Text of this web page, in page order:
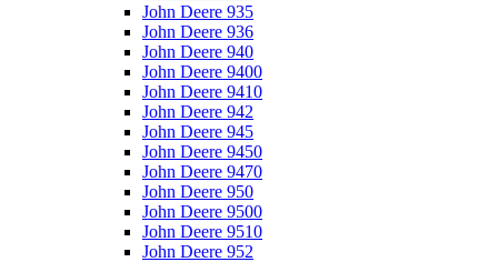
John Deere 935
John Deere 936
John Deere 940
John Deere 9400
John Deere 9410
John Deere 942
John Deere 945
John Deere 9450
John Deere 9470
John Deere 950
John Deere 9500
John Deere 9510
John Deere 952